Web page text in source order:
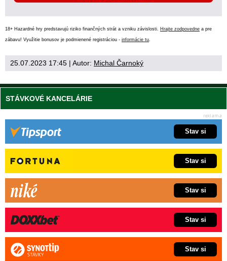
18+ Hazardné hry predstavujú riziko finančných strát a vzniku závislosti. Hrajte zodpovedne a pre
zábavu! Využitie bonusov je podmienené registráciou - informácie tu.
25.07.2023 17:45 | Autor: Michal Čarnoký
STÁVKOVÉ KANCELÁRIE
Stav si
Stav si
Stav si
Stav si
Stav si